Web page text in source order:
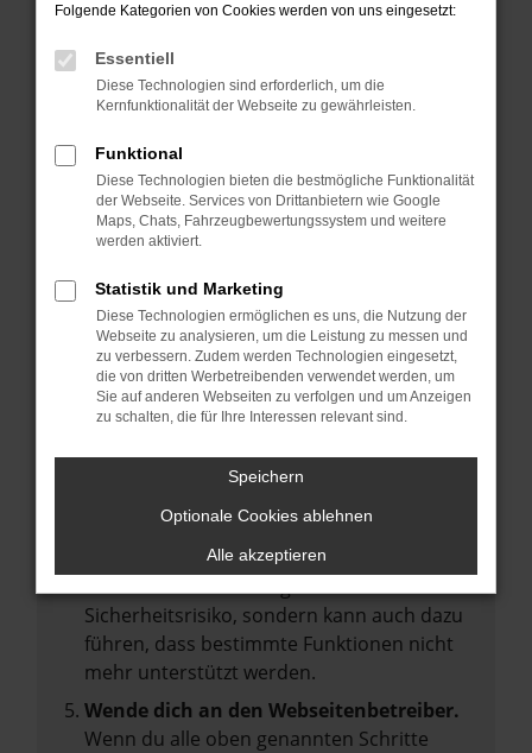
Beim Laden ist ein Fehler aufgetreten.
Hier sind ein paar Tipps, die dir helfen können:
Überprüfe deine Firewall und deine
Laden andere Webseiten, zum Beispiel
deine Suchmaschine?
Prüfe deine Browsererweiterungen.
Manche Erweiterungen, wie Werbeblocker,
können das Laden bestimmter Seiten
verhindern. Funktioniert die Seite in einem
anderen Browser oder in einem privaten
Fenster?
Starte dein Gerät neu.
vorübergehende Probleme zu beheben.
Betriebssystem auf dem neuesten Stand
Veraltete Software birgt nicht nur ein
Sicherheitsrisiko, sondern kann auch dazu
führen, dass bestimmte Funktionen nicht
mehr unterstützt werden.
Wende dich an den Webseitenbetreiber.
Wenn du alle oben genannten Schritte
Folgende Kategorien von Cookies werden von uns eingesetzt:
Essentiell
Diese Technologien sind erforderlich, um die
Kernfunktionalität der Webseite zu gewährleisten.
Funktional
Diese Technologien bieten die bestmögliche Funktionalität
der Webseite. Services von Drittanbietern wie Google
Maps, Chats, Fahrzeugbewertungssystem und weitere
werden aktiviert.
Statistik und Marketing
Diese Technologien ermöglichen es uns, die Nutzung der
Webseite zu analysieren, um die Leistung zu messen und
zu verbessern. Zudem werden Technologien eingesetzt,
die von dritten Werbetreibenden verwendet werden, um
Sie auf anderen Webseiten zu verfolgen und um Anzeigen
zu schalten, die für Ihre Interessen relevant sind.
Speichern
Optionale Cookies ablehnen
Alle akzeptieren